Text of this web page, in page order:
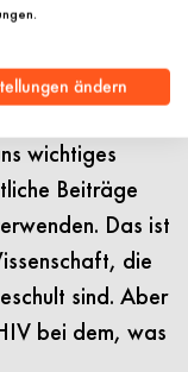
hinweg
Weg für
wichtiges
Beiträge
Das ist
die
sind. Aber
bei dem, was
ändern